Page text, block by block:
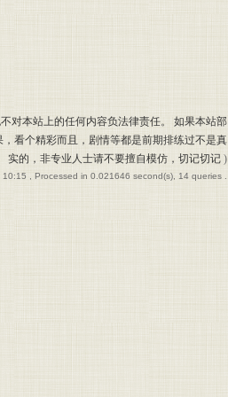
对本站上的任何内容负法律责任。 如果本站部
看个精彩而且，剧情等都是前期排练过不是真
实的，非专业人士请不要擅自模仿，切记切记 )
10:15 , Processed in 0.021646 second(s), 14 queries .